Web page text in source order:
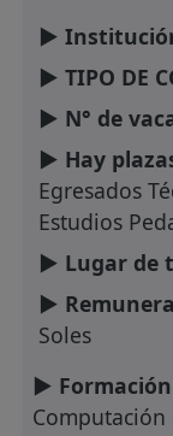
►
► TIPO DE
► N° de
► Hay
Egresados
Estudios
► Lugar de
►
Soles
►